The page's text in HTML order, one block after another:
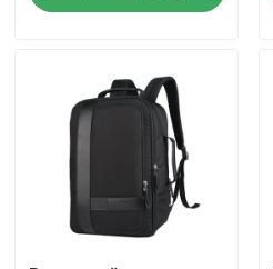
Запросите цитату
Тактическая сумка оружия